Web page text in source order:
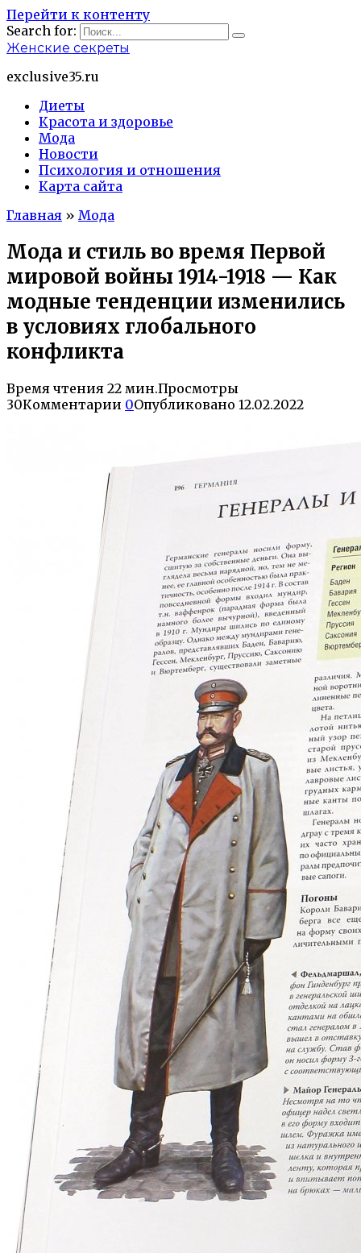
Перейти к контенту
Search for:
Женские секреты
exclusive35.ru
Диеты
Красота и здоровье
Мода
Новости
Психология и отношения
Карта сайта
Главная » Мода
Мода и стиль во время Первой
мировой войны 1914-1918 — Как
модные тенденции изменились
в условиях глобального
конфликта
Время чтения 22 мин.Просмотры
30Комментарии 0Опубликовано 12.02.2022